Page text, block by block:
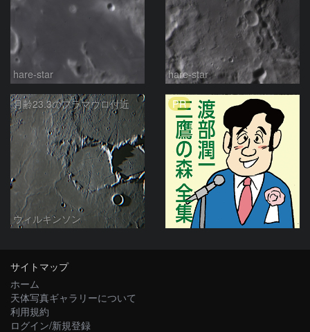
hare-star hare-star
月齢23.3のフラマウロ付近
ウィルキンソン
PR
サイトマップ
ホーム
天体写真ギャラリーについて
利用規約
ログイン/新規登録